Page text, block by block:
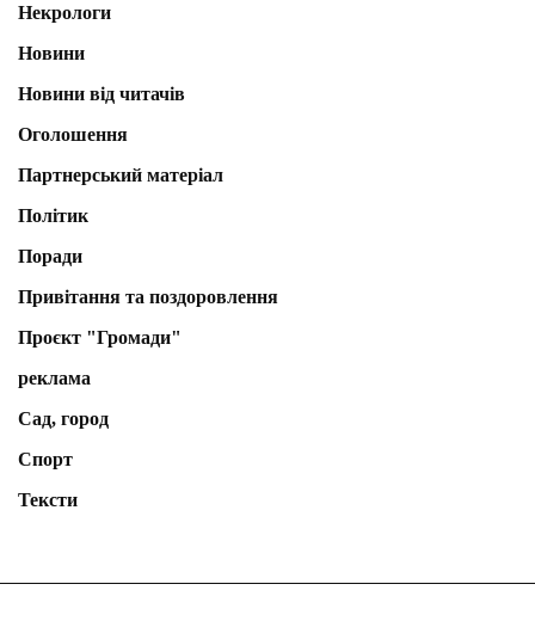
Некрологи
Новини
Новини від читачів
Оголошення
Партнерський матеріал
Політик
Поради
Привітання та поздоровлення
Проєкт "Громади"
реклама
Сад, город
Спорт
Тексти